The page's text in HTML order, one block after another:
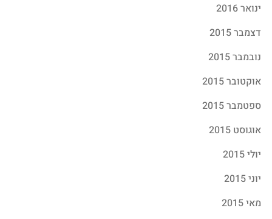
ינואר 2016
דצמבר 2015
נובמבר 2015
אוקטובר 2015
ספטמבר 2015
אוגוסט 2015
יולי 2015
יוני 2015
מאי 2015